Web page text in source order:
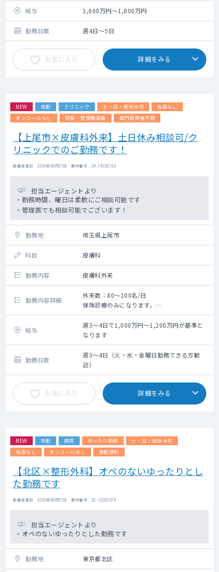
給与 1,600万円～1,800万円
勤務日数 週4日～5日
お気に入り 詳細をみる
NEW 常勤 クリニック 土・日・祝休み可
当直なし
オンコールなし
院長・管理職募集 専門医資格不問
【上尾市×皮膚科外来】土日休み相談可/ク
リニックでのご勤務です！
掲載更新日 : 2026年08月07日 案件番号 : 24-JR100319
担当エージェントより
・勤務時間、曜日は柔軟にご相談可能です
・管理医でも相談可能でございます！
勤務地 埼玉県上尾市
科目 皮膚科
勤務内容 皮膚科外来
勤務内容詳細
外来数：80～100名/日
保険診療のみになります。
※Web予約、当日予約のかたも診察いただき
ます。
（30分6枠、初診は1人あたり10分での調整を
行っております）
給与
週3～4日で1,000万円～1,200万円が基準と
なります
勤務日数
週3～4日（火・水・金曜日勤務できる方歓
迎）
お気に入り 詳細をみる
NEW 常勤 病院 ゆったり勤務
土・日・祝休み可
当直なし
オンコールなし 通勤便利
【北区×整形外科】オペのないゆったりとし
た勤務です
掲載更新日 : 2026年08月07日 案件番号 : 25-JQ302379
担当エージェントより
・オペのないゆったりとした勤務です
勤務地 東京都北区